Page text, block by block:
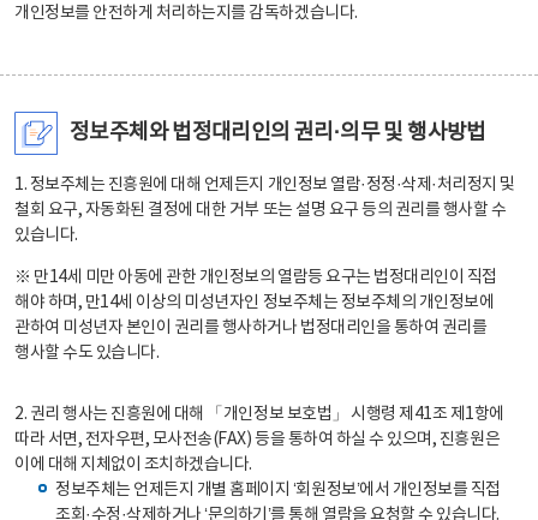
개인정보를 안전하게 처리하는지를 감독하겠습니다.
정보주체와 법정대리인의 권리·의무 및 행사방법
1. 정보주체는 진흥원에 대해 언제든지 개인정보 열람·정정·삭제·처리정지 및
철회 요구, 자동화된 결정에 대한 거부 또는 설명 요구 등의 권리를 행사할 수
있습니다.
※ 만14세 미만 아동에 관한 개인정보의 열람등 요구는 법정대리인이 직접
해야 하며, 만14세 이상의 미성년자인 정보주체는 정보주체의 개인정보에
관하여 미성년자 본인이 권리를 행사하거나 법정대리인을 통하여 권리를
행사할 수도 있습니다.
2. 권리 행사는 진흥원에 대해 「개인정보 보호법」 시행령 제41조 제1항에
따라 서면, 전자우편, 모사전송(FAX) 등을 통하여 하실 수 있으며, 진흥원은
이에 대해 지체없이 조치하겠습니다.
정보주체는 언제든지 개별 홈페이지 ‘회원정보’에서 개인정보를 직접
조회·수정·삭제하거나 ‘문의하기’를 통해 열람을 요청할 수 있습니다.